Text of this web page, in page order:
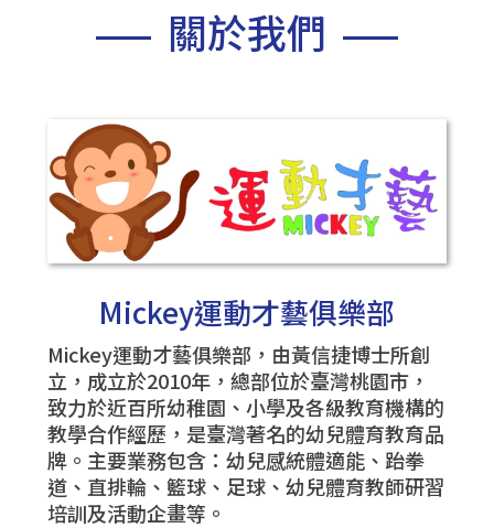
關於我們
Mickey運動才藝俱樂部
Mickey運動才藝俱樂部，由黃信捷博士所創
立，成立於2010年，總部位於臺灣桃園市，
致力於近百所幼稚園、小學及各級教育機構的
教學合作經歷，是臺灣著名的幼兒體育教育品
牌。主要業務包含：幼兒感統體適能、跆拳
道、直排輪、籃球、足球、幼兒體育教師研習
培訓及活動企畫等。